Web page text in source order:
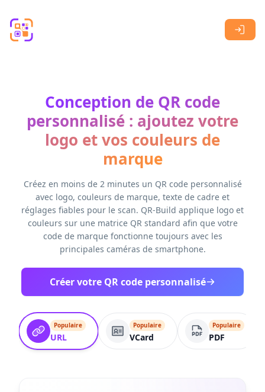
Conception de QR code
personnalisé : ajoutez votre
logo et vos couleurs de
marque
Créez en moins de 2 minutes un QR code personnalisé
avec logo, couleurs de marque, texte de cadre et
réglages fiables pour le scan. QR-Build applique logo et
couleurs sur une matrice QR standard afin que votre
code de marque fonctionne toujours avec les
principales caméras de smartphone.
Créer votre QR code personnalisé
Populaire
URL
Populaire
VCard
Populaire
PDF